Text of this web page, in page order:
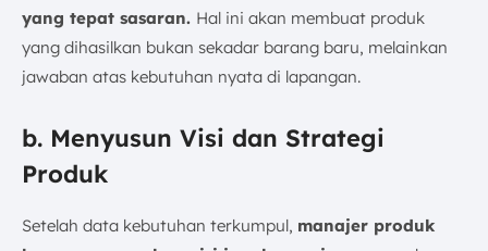
yang tepat sasaran. Hal ini akan membuat produk
yang dihasilkan bukan sekadar barang baru, melainkan
jawaban atas kebutuhan nyata di lapangan.
b. Menyusun Visi dan Strategi
Produk
Setelah data kebutuhan terkumpul, manajer produk